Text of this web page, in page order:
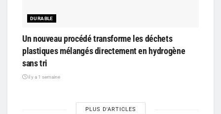
DURABLE
Un nouveau procédé transforme les déchets
plastiques mélangés directement en hydrogène
sans tri
il y a 1 semaine
PLUS D'ARTICLES